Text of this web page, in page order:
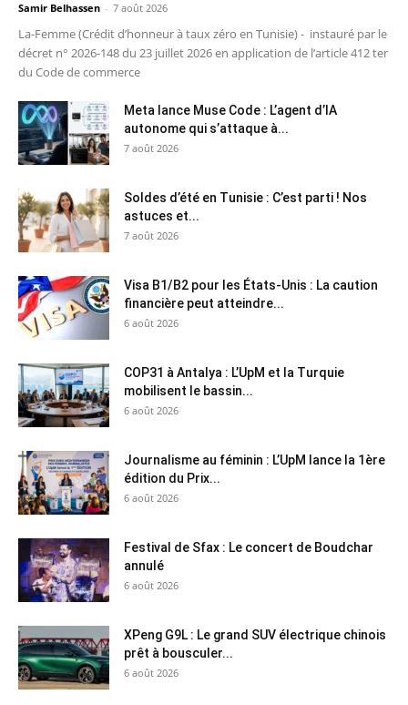
Samir Belhassen - 7 août 2026
La-Femme (Crédit d’honneur à taux zéro en Tunisie) - instauré par le
décret n° 2026-148 du 23 juillet 2026 en application de l’article 412 ter
du Code de commerce
Meta lance Muse Code : L’agent d’IA
autonome qui s’attaque à...
7 août 2026
Soldes d’été en Tunisie : C’est parti ! Nos
astuces et...
7 août 2026
Visa B1/B2 pour les États-Unis : La caution
financière peut atteindre...
6 août 2026
COP31 à Antalya : L’UpM et la Turquie
mobilisent le bassin...
6 août 2026
Journalisme au féminin : L’UpM lance la 1ère
édition du Prix...
6 août 2026
Festival de Sfax : Le concert de Boudchar
annulé
6 août 2026
XPeng G9L : Le grand SUV électrique chinois
prêt à bousculer...
6 août 2026